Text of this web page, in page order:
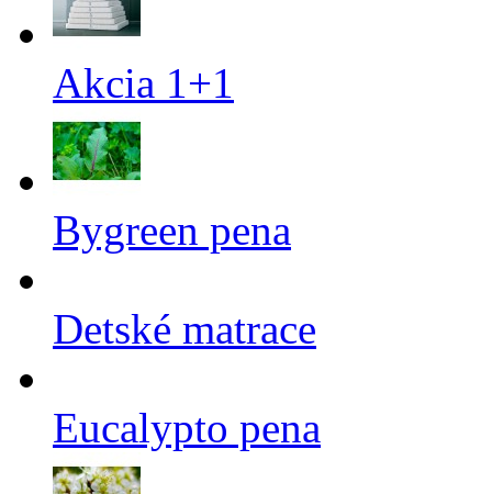
Akcia 1+1
Bygreen pena
Detské matrace
Eucalypto pena